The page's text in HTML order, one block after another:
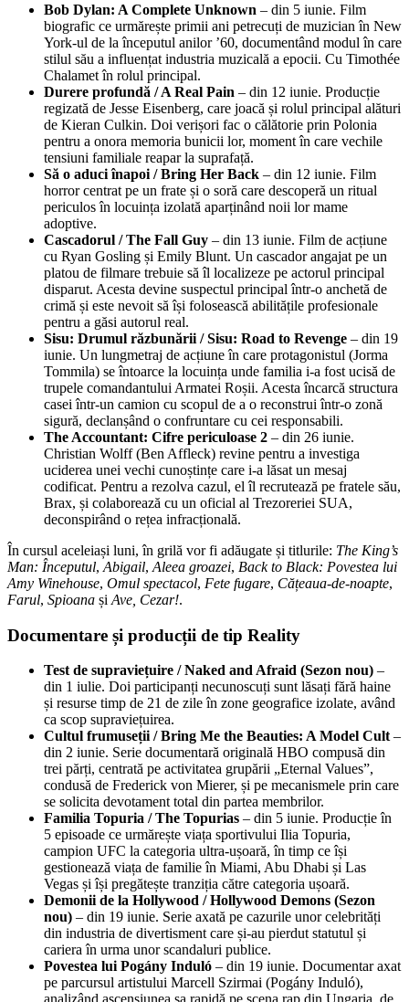
Bob Dylan: A Complete Unknown – din 5 iunie. Film
biografic ce urmărește primii ani petrecuți de muzician în New
York-ul de la începutul anilor ’60, documentând modul în care
stilul său a influențat industria muzicală a epocii. Cu Timothée
Chalamet în rolul principal.
Durere profundă / A Real Pain – din 12 iunie. Producție
regizată de Jesse Eisenberg, care joacă și rolul principal alături
de Kieran Culkin. Doi verișori fac o călătorie prin Polonia
pentru a onora memoria bunicii lor, moment în care vechile
tensiuni familiale reapar la suprafață.
Să o aduci înapoi / Bring Her Back – din 12 iunie. Film
horror centrat pe un frate și o soră care descoperă un ritual
periculos în locuința izolată aparținând noii lor mame
adoptive.
Cascadorul / The Fall Guy – din 13 iunie. Film de acțiune
cu Ryan Gosling și Emily Blunt. Un cascador angajat pe un
platou de filmare trebuie să îl localizeze pe actorul principal
disparut. Acesta devine suspectul principal într-o anchetă de
crimă și este nevoit să își folosească abilitățile profesionale
pentru a găsi autorul real.
Sisu: Drumul răzbunării / Sisu: Road to Revenge – din 19
iunie. Un lungmetraj de acțiune în care protagonistul (Jorma
Tommila) se întoarce la locuința unde familia i-a fost ucisă de
trupele comandantului Armatei Roșii. Acesta încarcă structura
casei într-un camion cu scopul de a o reconstrui într-o zonă
sigură, declanșând o confruntare cu cei responsabili.
The Accountant: Cifre periculoase 2 – din 26 iunie.
Christian Wolff (Ben Affleck) revine pentru a investiga
uciderea unei vechi cunoștințe care i-a lăsat un mesaj
codificat. Pentru a rezolva cazul, el îl recrutează pe fratele său,
Brax, și colaborează cu un oficial al Trezoreriei SUA,
deconspirând o rețea infracțională.
În cursul aceleiași luni, în grilă vor fi adăugate și titlurile: The King’s
Man: Începutul, Abigail, Aleea groazei, Back to Black: Povestea lui
Amy Winehouse, Omul spectacol, Fete fugare, Cățeaua-de-noapte,
Farul, Spioana și Ave, Cezar!.
Documentare și producții de tip Reality
Test de supraviețuire / Naked and Afraid (Sezon nou) –
din 1 iulie. Doi participanți necunoscuți sunt lăsați fără haine
și resurse timp de 21 de zile în zone geografice izolate, având
ca scop supraviețuirea.
Cultul frumuseții / Bring Me the Beauties: A Model Cult –
din 2 iunie. Serie documentară originală HBO compusă din
trei părți, centrată pe activitatea grupării „Eternal Values”,
condusă de Frederick von Mierer, și pe mecanismele prin care
se solicita devotament total din partea membrilor.
Familia Topuria / The Topurias – din 5 iunie. Producție în
5 episoade ce urmărește viața sportivului Ilia Topuria,
campion UFC la categoria ultra-ușoară, în timp ce își
gestionează viața de familie în Miami, Abu Dhabi și Las
Vegas și își pregătește tranziția către categoria ușoară.
Demonii de la Hollywood / Hollywood Demons (Sezon
nou) – din 19 iunie. Serie axată pe cazurile unor celebrități
din industria de divertisment care și-au pierdut statutul și
cariera în urma unor scandaluri publice.
Povestea lui Pogány Induló – din 19 iunie. Documentar axat
pe parcursul artistului Marcell Szirmai (Pogány Induló),